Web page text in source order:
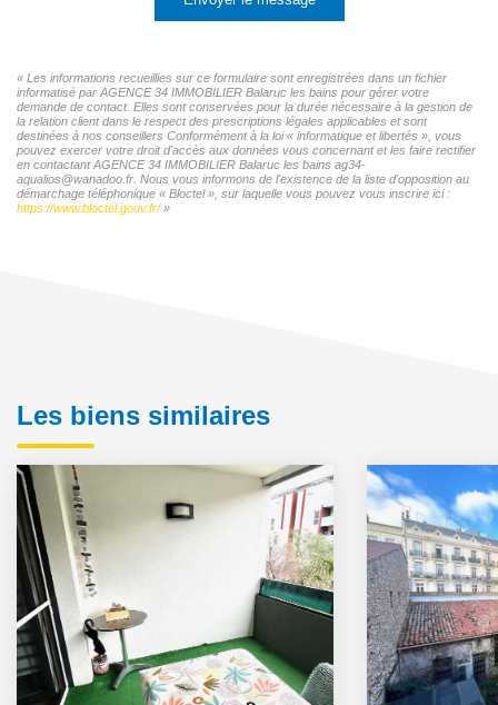
« Les informations recueillies sur ce formulaire sont enregistrées dans un fichier
informatisé par AGENCE 34 IMMOBILIER Balaruc les bains pour gérer votre
demande de contact. Elles sont conservées pour la durée nécessaire à la gestion de
la relation client dans le respect des prescriptions légales applicables et sont
destinées à nos conseillers Conformément à la loi « informatique et libertés », vous
pouvez exercer votre droit d'accès aux données vous concernant et les faire rectifier
en contactant AGENCE 34 IMMOBILIER Balaruc les bains ag34-
aqualios@wanadoo.fr. Nous vous informons de l'existence de la liste d'opposition au
démarchage téléphonique « Bloctel », sur laquelle vous pouvez vous inscrire ici :
https://www.bloctel.gouv.fr/»
Les biens similaires